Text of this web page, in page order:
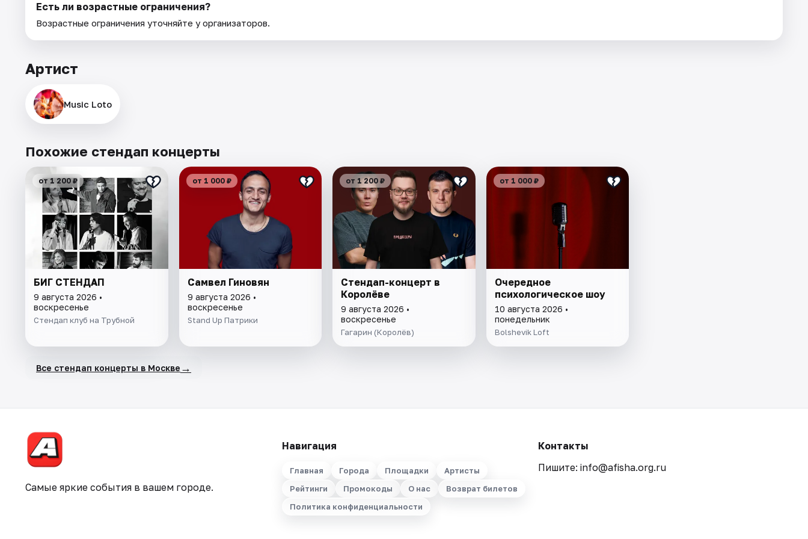
Есть ли возрастные ограничения?
Возрастные ограничения уточняйте у организаторов.
Артист
Music Loto
Похожие стендап концерты
от 1 200 ₽
БИГ СТЕНДАП
9 августа 2026 •
воскресенье
Стендап клуб на Трубной
от 1 000 ₽
Самвел Гиновян
9 августа 2026 •
воскресенье
Stand Up Патрики
от 1 200 ₽
Стендап-концерт в
Королёве
9 августа 2026 •
воскресенье
Гагарин (Королёв)
от 1 000 ₽
Очередное
психологическое шоу
10 августа 2026 •
понедельник
Bolshevik Loft
Все стендап концерты в Москве →
Самые яркие события в вашем городе.
Навигация
Главная Города Площадки
Артисты
Рейтинги
Промокоды О нас
Возврат билетов
Политика конфиденциальности
Контакты
Пишите: info@afisha.org.ru